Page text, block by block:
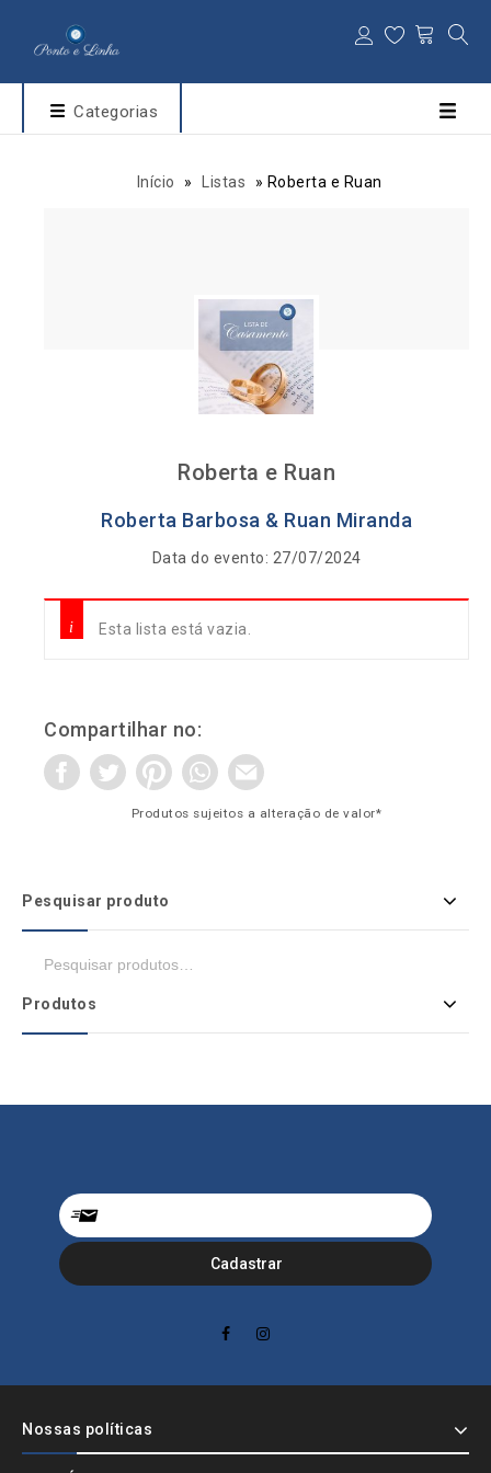
Categorias
Início » Listas » Roberta e Ruan
Roberta e Ruan
Roberta Barbosa & Ruan Miranda
Data do evento: 27/07/2024
Esta lista está vazia.
Compartilhar no:
Produtos sujeitos a alteração de valor*
Pesquisar produto
Produtos
Nossas políticas